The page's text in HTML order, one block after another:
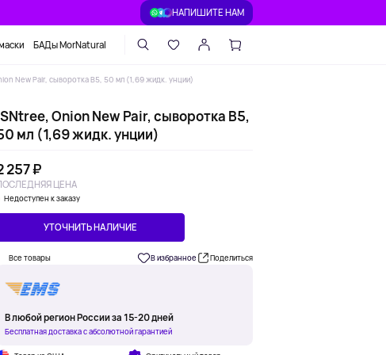
НАПИШИТЕ НАМ
БАДы MorNatural
New Pair, сыворотка B5, 50 мл (1,69 жидк. унции)
Onion New Pair, сыворотка B5,
мл (1,69 жидк. унции)
257 ₽
ЦЕНА
Недоступен к заказу
УТОЧНИТЬ НАЛИЧИЕ
Все товары В избранное Поделиться
В любой регион России за 15-20 дней
Бесплатная доставка с абсолютной гарантией